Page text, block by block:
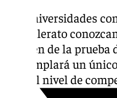
Las universidades
Bachillerato
examen de la
contemplará un
peso el nivel de